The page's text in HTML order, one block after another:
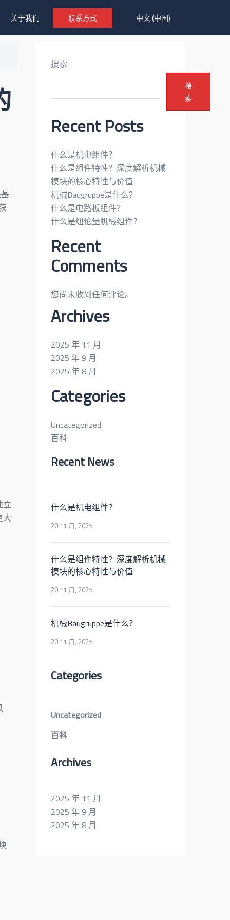
关于我们 联系方式 中文 (中国)
立
大
搜索
搜
索
Recent Posts
什么是机电组件？
什么是组件特性？深度解析机械
模块的核心特性与价值
机械Baugruppe是什么？
什么是电路板组件？
什么是纽伦堡机械组件？
Recent
Comments
您尚未收到任何评论。
Archives
2025 年 11 月
2025 年 9 月
2025 年 8 月
Categories
Uncategorized
百科
Recent News
什么是机电组件？
20 11 月, 2025
什么是组件特性？深度解析机械
模块的核心特性与价值
20 11 月, 2025
机械Baugruppe是什么？
20 11 月, 2025
Categories
Uncategorized
百科
Archives
2025 年 11 月
2025 年 9 月
2025 年 8 月